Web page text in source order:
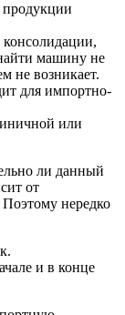
консолидации,
машину не
не возникает.
для импортно-
или
ли данный
от
нередко
и в конце